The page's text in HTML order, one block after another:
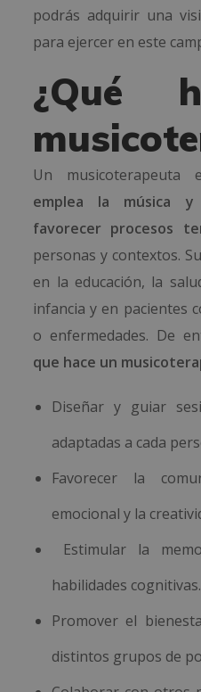
podrás adquirir una
para ejercer en este
¿Qué
Un
emplea la música
favorecer procesos
personas y contextos.
en la educación, la
infancia y en pacientes
o enfermedades. De
que hace un
Diseñar y guiar
adaptadas a cada
Favorecer la
emocional y la
Estimular la
habilidades cognitivas.
Promover el
distintos grupos de